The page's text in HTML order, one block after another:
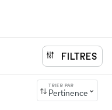
FILTRES
TRIER PAR
Pertinence